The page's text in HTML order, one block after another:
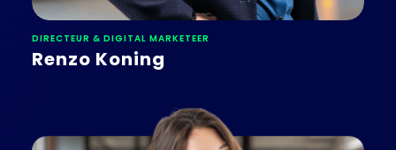
DIRECTEUR & DIGITAL MARKETEER
Renzo Koning